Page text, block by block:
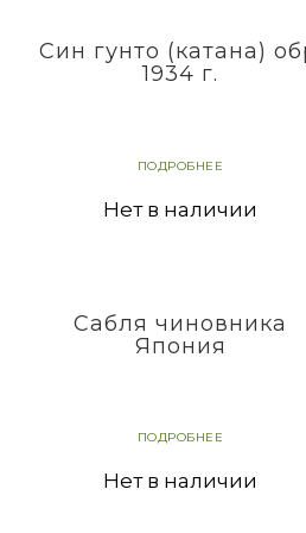
Син гунто (катана)
1934 г.
ПОДРОБНЕЕ
Нет в наличии
Сабля чиновника
Япония
ПОДРОБНЕЕ
Нет в наличии